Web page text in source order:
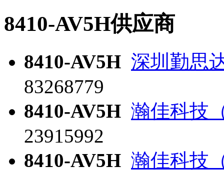
8410-AV5H供应商
8410-AV5H 深圳勤思
83268779
8410-AV5H 瀚佳科技
23915992
8410-AV5H 瀚佳科技